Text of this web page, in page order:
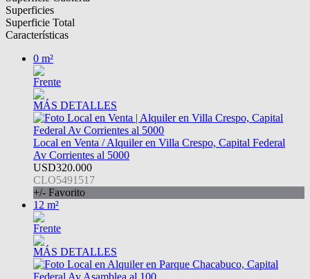
Superficies
Superficie Total
Características
0 m²
Frente
MÁS DETALLES
Local en Venta / Alquiler en Villa Crespo, Capital Federal
Av Corrientes al 5000
USD320.000
CLO5491517
+/- Favorito
12 m²
Frente
MÁS DETALLES